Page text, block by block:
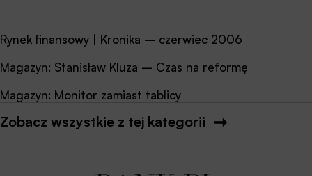
Rynek finansowy | Kronika – czerwiec 2006
Magazyn: Stanisław Kluza – Czas na reformę
Magazyn: Monitor zamiast tablicy
Zobacz wszystkie z tej kategorii